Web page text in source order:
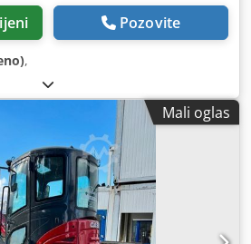
Pozovite
,
Mali oglas